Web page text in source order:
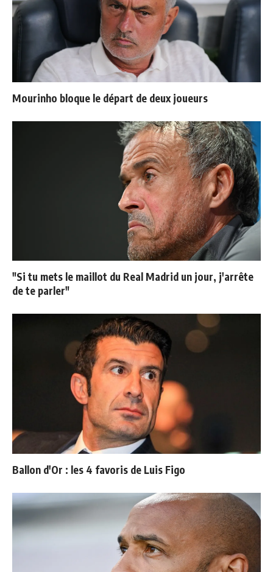
Mourinho bloque le départ de deux joueurs
"Si tu mets le maillot du Real Madrid un jour, j'arrête
de te parler"
Ballon d'Or : les 4 favoris de Luis Figo